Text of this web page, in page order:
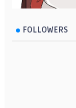
FOLLOWERS